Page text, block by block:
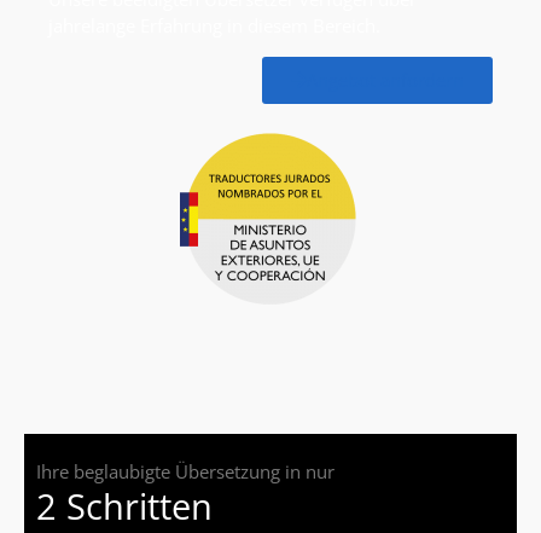
Ihre beglaubigte Übersetzung in nur
2 Schritten